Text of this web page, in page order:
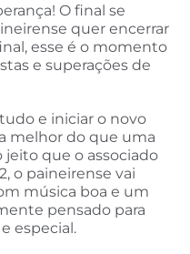
O final se
quer encerrar
esse é o momento
e superações de
e iniciar o novo
melhor do que uma
que o associado
o paineirense vai
música boa e um
pensado para
especial.